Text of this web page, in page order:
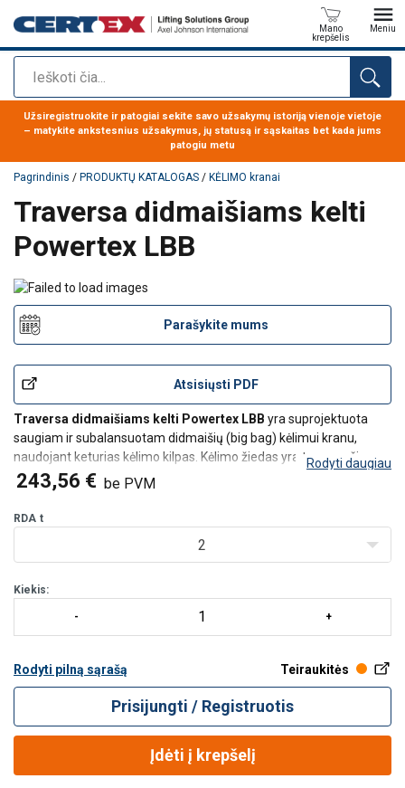
Paieška
Mano
krepšelis
Meniu
Produktas buvo pridėtas prie jūsų užklausos
Užsiregistruokite ir patogiai sekite savo užsakymų istoriją vienoje vietoje
– matykite ankstesnius užsakymus, jų statusą ir sąskaitas bet kada jums
patogiu metu
Pagrindinis / PRODUKTŲ KATALOGAS / KĖLIMO kranai
Traversa didmaišiams kelti
Powertex LBB
Parašykite mums
Atsisiųsti PDF
Traversa didmaišiams kelti Powertex LBB yra suprojektuota
saugiam ir subalansuotam didmaišių (big bag) kėlimui kranu,
naudojant keturias kėlimo kilpas. Kėlimo žiedas yra tame pačiame
aukštyje kaip ir stropų atramos, taip optimizuojant turimą kėlimo
aukštį po kranu.
Traversa tinka daugumai didmai/p>
Rodyti daugiau
243,56 € be PVM
RDA t
2
Kiekis:
Rodyti pilną sąrašą Teiraukitės
Prisijungti / Registruotis
Įdėti į krepšelį